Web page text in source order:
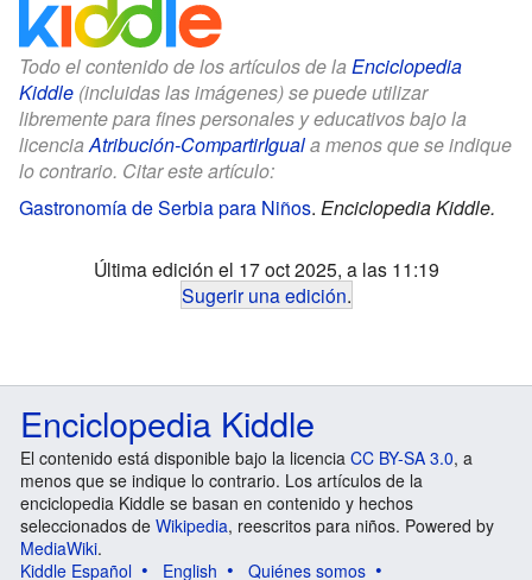
Todo el contenido de los artículos de la Enciclopedia
Kiddle (incluidas las imágenes) se puede utilizar
libremente para fines personales y educativos bajo la
licenciaAtribución-CompartirIguala menos que se indique
lo contrario. Citar este artículo:
Gastronomía de Serbia para Niños. Enciclopedia Kiddle.
Última edición el 17 oct 2025, a las 11:19
Sugerir una edición.
Enciclopedia Kiddle
El contenido está disponible bajo la licencia CC BY-SA 3.0, a
menos que se indique lo contrario. Los artículos de la
enciclopedia Kiddle se basan en contenido y hechos
seleccionados de Wikipedia, reescritos para niños. Powered by
MediaWiki.
Kiddle Español
English Quiénes somos